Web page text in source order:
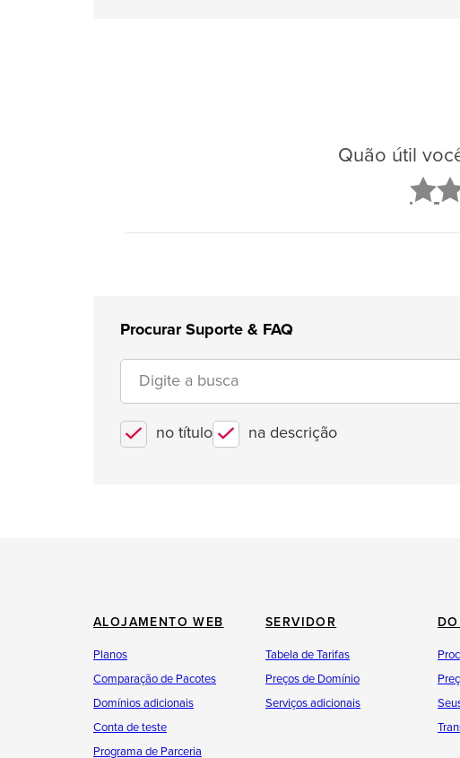
Quão útil
Procurar Suporte & FAQ
no título na descrição
ALOJAMENTO WEB
Planos
Comparação de Pacotes
Domínios adicionais
Conta de teste
Programa de Parceria
SERVIDOR
Tabela de Tarifas
Preços de Domínio
Serviços adicionais